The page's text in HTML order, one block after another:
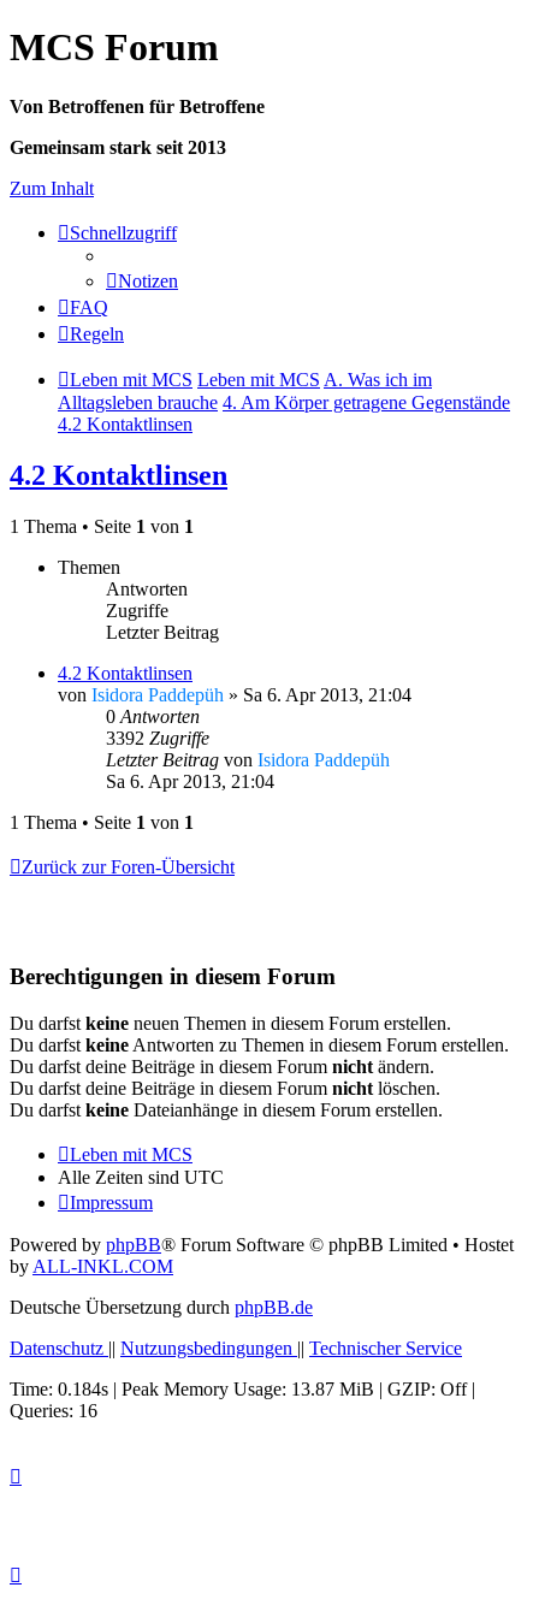
MCS Forum
Von Betroffenen für Betroffene
Gemeinsam stark seit 2013
Zum Inhalt
Schnellzugriff
Notizen
FAQ
Regeln
Leben mit MCS Leben mit MCS A. Was ich im
Alltagsleben brauche 4. Am Körper getragene Gegenstände
4.2 Kontaktlinsen
4.2 Kontaktlinsen
1 Thema • Seite 1 von 1
Themen
Antworten
Zugriffe
Letzter Beitrag
4.2 Kontaktlinsen
von Isidora Paddepüh » Sa 6. Apr 2013, 21:04
0 Antworten
3392 Zugriffe
Letzter Beitrag von Isidora Paddepüh
Sa 6. Apr 2013, 21:04
1 Thema • Seite 1 von 1
Zurück zur Foren-Übersicht
Berechtigungen in diesem Forum
Du darfst keine neuen Themen in diesem Forum erstellen.
Du darfst keine Antworten zu Themen in diesem Forum erstellen.
Du darfst deine Beiträge in diesem Forum nicht ändern.
Du darfst deine Beiträge in diesem Forum nicht löschen.
Du darfst keine Dateianhänge in diesem Forum erstellen.
Leben mit MCS
Alle Zeiten sind UTC
Impressum
Powered by phpBB® Forum Software © phpBB Limited • Hostet
by ALL-INKL.COM
Deutsche Übersetzung durch phpBB.de
Datenschutz || Nutzungsbedingungen || Technischer Service
Time: 0.184s | Peak Memory Usage: 13.87 MiB | GZIP: Off |
Queries: 16